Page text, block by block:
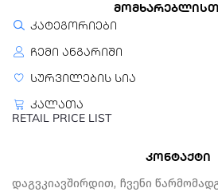
კატეგორიები
ჩემი ანგარიში
სურვილების სია
კალათა
RETAIL PRICE LIST
კონტაქტი
Დაგვკიავშირდით, Ჩვენი